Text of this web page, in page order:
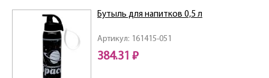
Артикул: 161415-051
Бутыль для напитков 0,5 л
384.31 ₽